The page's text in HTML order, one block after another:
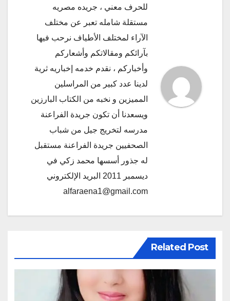
للحرف معني ، جريده مصريه
مستقلة شامله تعبر عن مختلف
الآراء لمختلف الأطياف نرحب فيها
بآرائكم ومقالاتكم وأشعاركم
وأخباركم ، نقدم خدمه إخباريه ثرية
لدينا عدد كبير من المراسلين
المميزين و نخبه من الكتاب البارزين
ويسعدنا أن تكون جريدة الفراعنة
مدرسه لتخريج جيل من شباب
الصحفيين جريدة الفراعنة مستقبل
له جذور أسسها محمد زكي في
ديسمبر 2011 البريد الإلكتروني
alfaraena1@gmail.com
Related Post